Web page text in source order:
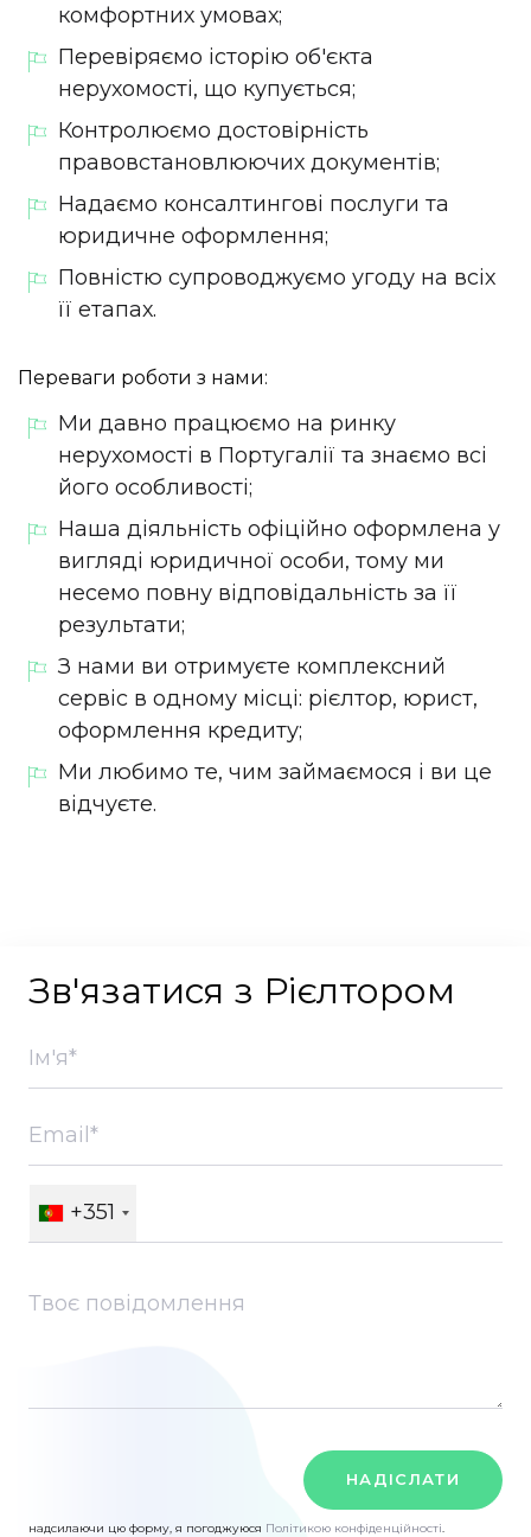
комфортних умовах;
Перевіряємо історію об'єкта
нерухомості, що купується;
Контролюємо достовірність
правовстановлюючих документів;
Надаємо консалтингові послуги та
юридичне оформлення;
Повністю супроводжуємо угоду на всіх
її етапах.
Переваги роботи з нами:
Ми давно працюємо на ринку
нерухомості в Португалії та знаємо всі
його особливості;
Наша діяльність офіційно оформлена у
вигляді юридичної особи, тому ми
несемо повну відповідальність за її
результати;
З нами ви отримуєте комплексний
сервіс в одному місці: рієлтор, юрист,
оформлення кредиту;
Ми любимо те, чим займаємося і ви це
відчуєте.
Зв'язатися з Рієлтором
+351
НАДІСЛАТИ
надсилаючи цю форму, я погоджуюся Політикою конфіденційності.